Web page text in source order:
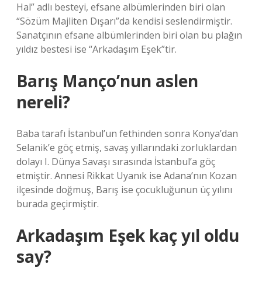
Hal” adlı besteyi, efsane albümlerinden biri olan
“Sözüm Majliten Dışarı”da kendisi seslendirmiştir.
Sanatçının efsane albümlerinden biri olan bu plağın
yıldız bestesi ise “Arkadaşım Eşek”tir.
Barış Manço’nun aslen
nereli?
Baba tarafı İstanbul’un fethinden sonra Konya’dan
Selanik’e göç etmiş, savaş yıllarındaki zorluklardan
dolayı I. Dünya Savaşı sırasında İstanbul’a göç
etmiştir. Annesi Rikkat Uyanık ise Adana’nın Kozan
ilçesinde doğmuş, Barış ise çocukluğunun üç yılını
burada geçirmiştir.
Arkadaşım Eşek kaç yıl oldu
say?